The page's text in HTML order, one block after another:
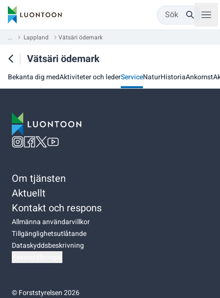
Sök
... Lappland Vätsäri ödemark
Vätsäri ödemark
Bekanta dig medAktiviteter och lederServiceNaturHistoriaAnkomst
Om tjänsten
Aktuellt
Kontakt och respons
Allmänna användarvillkor
Tillgänglighetsutlåtande
Dataskyddsbeskrivning
©Forststyrelsen 2026